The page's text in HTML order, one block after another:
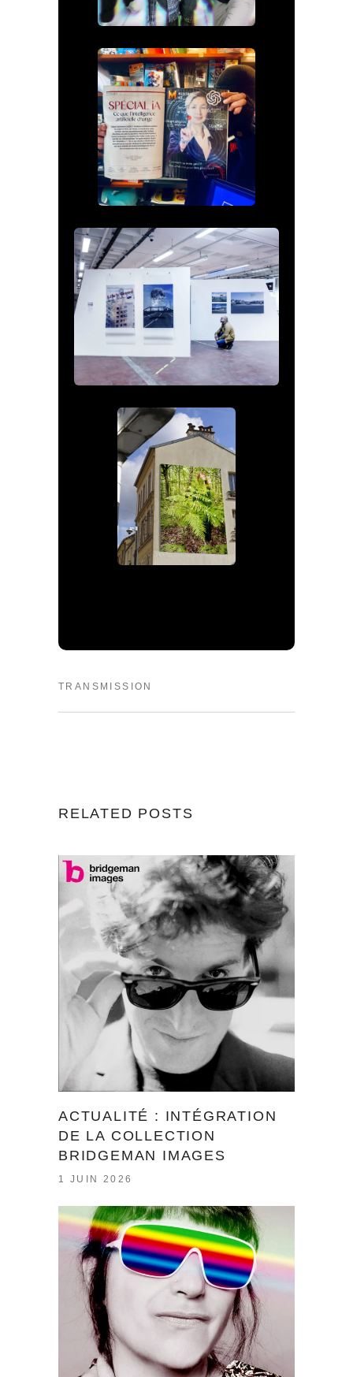
TRANSMISSION
RELATED POSTS
ACTUALITÉ : INTÉGRATION
DE LA COLLECTION
BRIDGEMAN IMAGES
1 JUIN 2026